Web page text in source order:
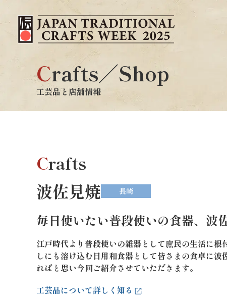
Crafts／Shop
工芸品と店舗情報
Crafts
波佐見焼
長崎
毎日使いたい普段使いの食器、波
江戸時代より普段使いの雑器として庶民の生活に根
しにも溶け込む日用和食器として皆さまの食卓に
ればと思い今回ご紹介させていただきます。
工芸品について詳しく知る